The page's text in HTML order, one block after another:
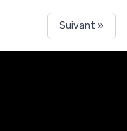
Suivant »